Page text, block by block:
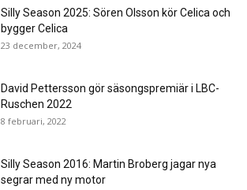
Silly Season 2025: Sören Olsson kör Celica och
bygger Celica
23 december, 2024
David Pettersson gör säsongspremiär i LBC-
Ruschen 2022
8 februari, 2022
Silly Season 2016: Martin Broberg jagar nya
segrar med ny motor